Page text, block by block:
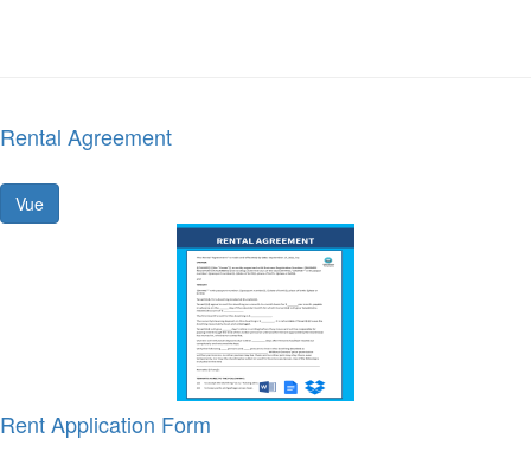
Rental Agreement
Vue
Rent Application Form